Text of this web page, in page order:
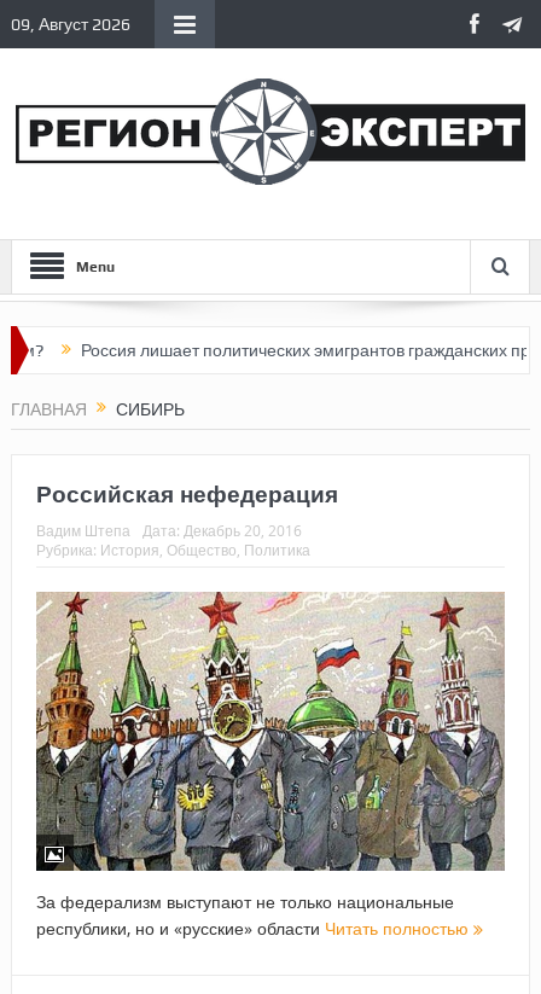
09, Август 2026
Menu
Россия лишает политических эмигрантов гражданских прав
ГЛАВНАЯ СИБИРЬ
Российская нефедерация
Вадим Штепа Дата: Декабрь 20, 2016
Рубрика: История Общество Политика
За федерализм выступают не только национальные
республики, но и «русские» области Читать полностью